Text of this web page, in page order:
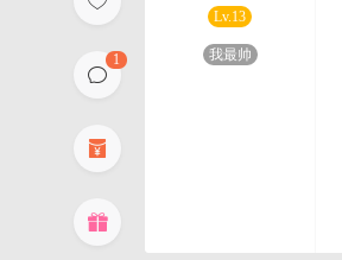
1
Lv.13
我最帅